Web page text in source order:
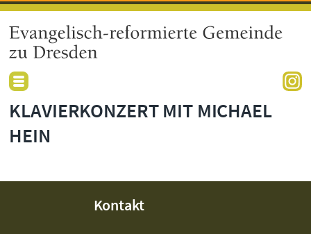
KLAVIERKONZERT MIT MICHAEL
HEIN
Kontakt